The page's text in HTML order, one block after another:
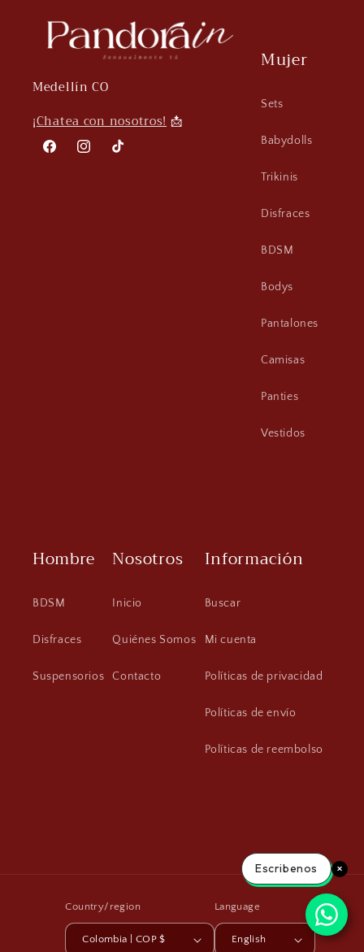
Medellín CO
¡Chatea con nosotros!📩
FacebookInstagramTikTok
Mujer
Sets
Babydolls
Trikinis
Disfraces
BDSM
Bodys
Pantalones
Camisas
Panties
Vestidos
Hombre
BDSM
Disfraces
Suspensorios
Nosotros
Inicio
Quiénes Somos
Contacto
Información
Buscar
Mi cuenta
Políticas de privacidad
Políticas de envío
Políticas de reembolso
Country/region
Colombia | COP $
Language
English
Escribenos